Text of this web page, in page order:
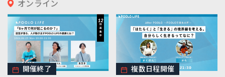
オンライン
開催終了 複数日程開催